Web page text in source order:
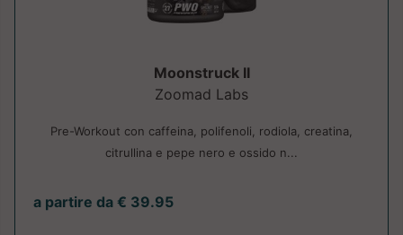
Moonstruck II
Zoomad Labs
Pre-Workout con caffeina, polifenoli, rodiola, creatina,
citrullina e pepe nero e ossido n...
a partire da € 39.95